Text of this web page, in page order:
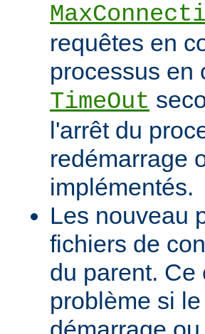
requêtes en
processus en
TimeOut
l'arrêt du
redémarrage
implémentés.
Les nouveau
fichiers de
du parent. Ce
problème si